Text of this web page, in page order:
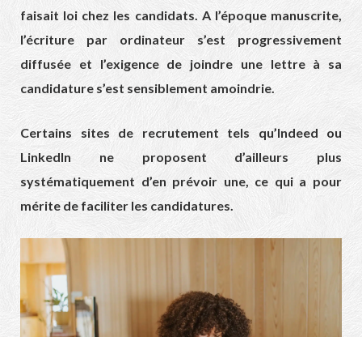
faisait loi chez les candidats. A l’époque manuscrite,
l’écriture par ordinateur s’est progressivement
diffusée et l’exigence de joindre une lettre à sa
candidature s’est sensiblement amoindrie.
Certains sites de recrutement tels qu’Indeed ou
LinkedIn ne proposent d’ailleurs plus
systématiquement d’en prévoir une, ce qui a pour
mérite de faciliter les candidatures.